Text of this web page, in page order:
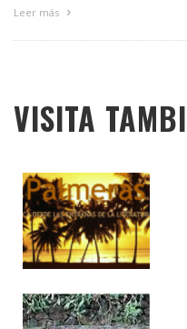
Leer más
VISITA